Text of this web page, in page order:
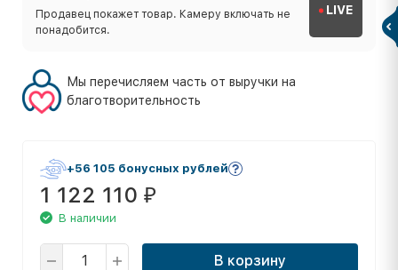
Продавец покажет товар. Камеру включать не
понадобится.
LIVE
Мы перечисляем часть от выручки на
благотворительность
+56 105 бонусных рублей
1 122 110 ₽
В наличии
В корзину